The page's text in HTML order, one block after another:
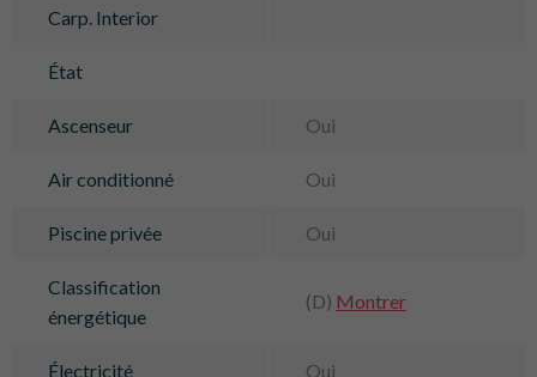
Carp. Interior
État
Ascenseur Oui
Air conditionné Oui
Piscine privée Oui
Classification
énergétique
(D) Montrer
Électricité Oui